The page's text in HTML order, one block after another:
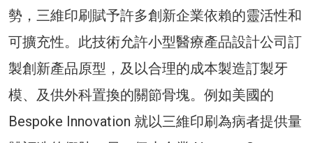
勢，三維印刷賦予許多創新企業依賴的靈活性和
可擴充性。此技術允許小型醫療產品設計公司訂
製創新產品原型，及以合理的成本製造訂製牙
模、及供外科置換的關節骨塊。例如美國的
Bespoke Innovation 就以三維印刷為病者提供量